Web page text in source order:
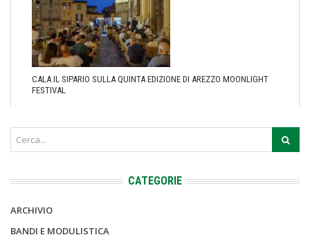
CALA IL SIPARIO SULLA QUINTA EDIZIONE DI AREZZO MOONLIGHT
FESTIVAL
CATEGORIE
ARCHIVIO
BANDI E MODULISTICA